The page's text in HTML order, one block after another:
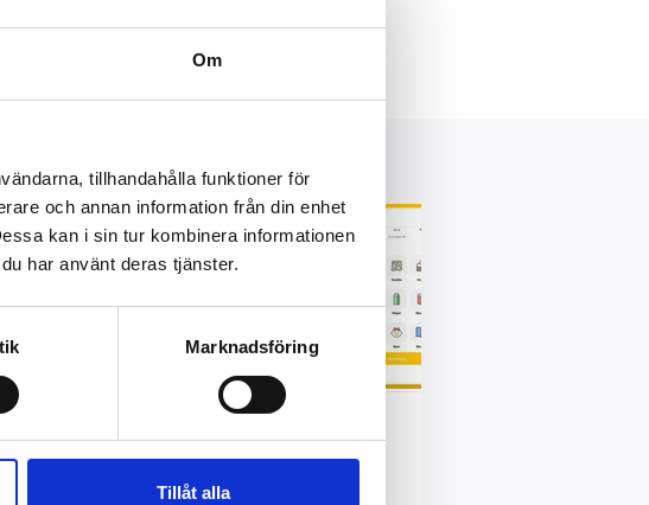
Om
tillhandahålla funktioner för
och annan information från din enhet
kan i sin tur kombinera informationen
har använt deras tjänster.
Marknadsföring
Tillåt alla
Regi Spoon